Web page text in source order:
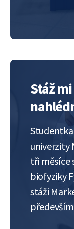
sis ho
regulace
Stáž
univerzity
tři měsíce
biofyziky
stáži